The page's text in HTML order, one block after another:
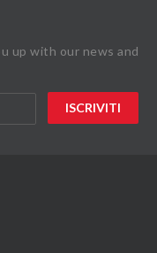
up with our news and